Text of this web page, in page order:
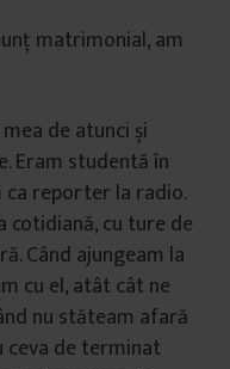
matrimonial, am
de atunci și
Eram studentă în
ca reporter la radio.
cotidiană, cu ture de
Când ajungeam la
cu el, atât cât ne
nu stăteam afară
ceva de terminat